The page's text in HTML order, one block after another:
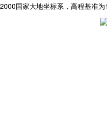
国家大地坐标系，高程基准